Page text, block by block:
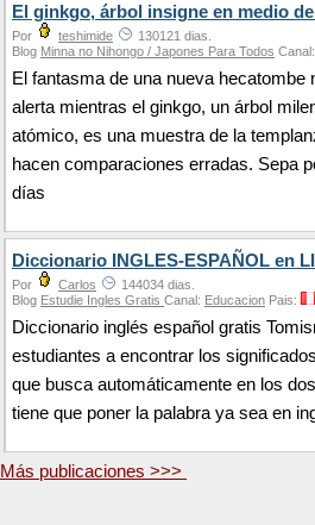
El ginkgo, árbol insigne en medio
Por teshimide
130121 dias.
Blog Minna no Nihongo / Japones Para Todos Canal:
El fantasma de una nueva hecatombe
alerta mientras el ginkgo, un árbol
atómico, es una muestra de la
hacen comparaciones erradas. Sepa
días
Diccionario INGLES-ESPAÑOL en
Por Carlos
144034 dias.
Blog Estudie Ingles Gratis Canal: Educacion Pais:
Diccionario inglés español gratis
estudiantes a encontrar los
que busca automáticamente en los
tiene que poner la palabra ya sea en
Más publicaciones >>>